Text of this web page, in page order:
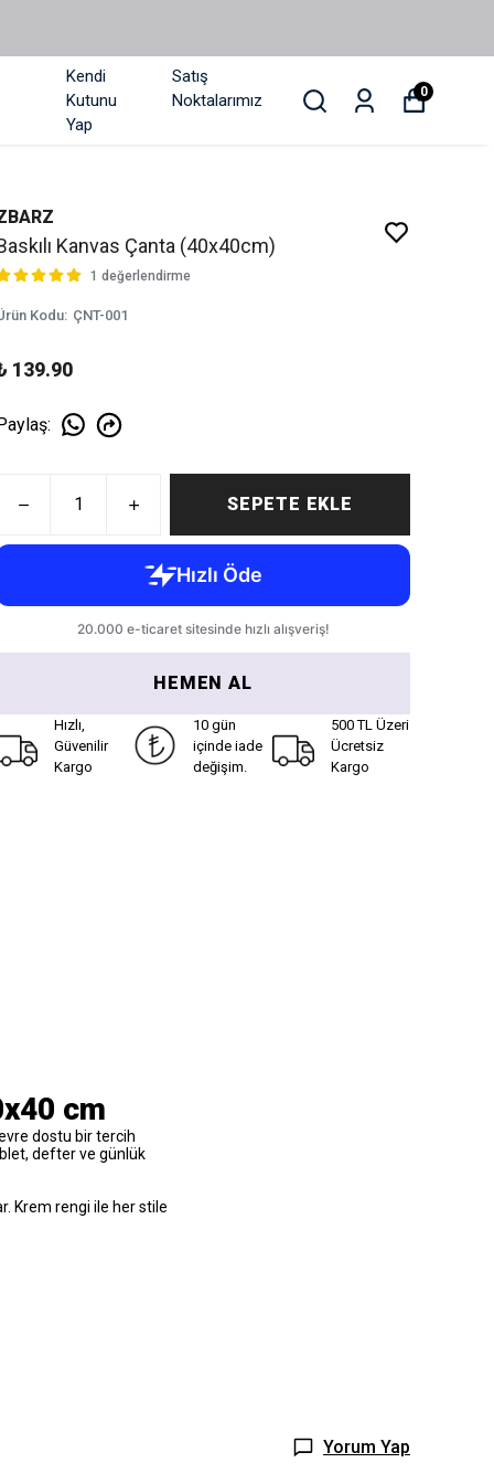
Kendi
Kutunu
Yap
Satış
Noktalarımız
0
Kanvas Çanta (40x40cm)
1 değerlendirme
Kodu: ÇNT-001
139.90
:
SEPETE EKLE
HEMEN AL
Hızlı,
Güvenilir
Kargo
10 gün
içinde iade
değişim.
500 TL Üzeri
Ücretsiz
Kargo
cm
dostu bir tercih
defter ve günlük
Krem rengi ile her stile
Yorum Yap